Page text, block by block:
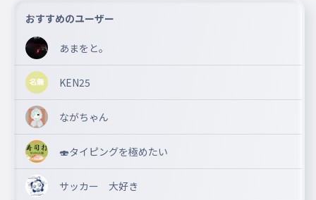
おすすめのユーザー
あまをと。
KEN25
ながちゃん
🍣タイピングを極めたい
サッカー 大好き